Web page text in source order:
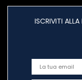
ISCRIVITI